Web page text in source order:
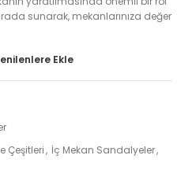
sunarak, mekanlarınıza değer
Ekle
Çeşitleri, İç Mekan Sandalyeler,